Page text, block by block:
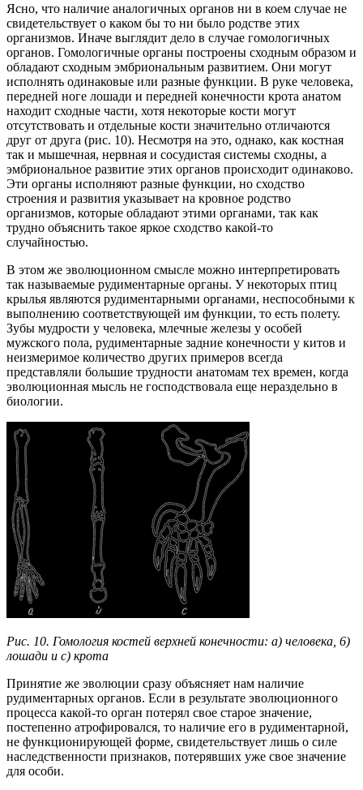
Ясно, что наличие аналогичных органов ни в коем случае не
свидетельствует о каком бы то ни было родстве этих
организмов. Иначе выглядит дело в случае гомологичных
органов. Гомологичные органы построены сходным образом и
обладают сходным эмбриональным развитием. Они могут
исполнять одинаковые или разные функции. В руке человека,
передней ноге лошади и передней конечности крота анатом
находит сходные части, хотя некоторые кости могут
отсутствовать и отдельные кости значительно отличаются
друг от друга (рис. 10). Несмотря на это, однако, как костная
так и мышечная, нервная и сосудистая системы сходны, а
эмбриональное развитие этих органов происходит одинаково.
Эти органы исполняют разные функции, но сходство
строения и развития указывает на кровное родство
организмов, которые обладают этими органами, так как
трудно объяснить такое яркое сходство какой-то
случайностью.
В этом же эволюционном смысле можно интерпретировать
так называемые рудиментарные органы. У некоторых птиц
крылья являются рудиментарными органами, неспособными к
выполнению соответствующей им функции, то есть полету.
Зубы мудрости у человека, млечные железы у особей
мужского пола, рудиментарные задние конечности у китов и
неизмеримое количество других примеров всегда
представляли большие трудности анатомам тех времен, когда
эволюционная мысль не господствовала еще нераздельно в
биологии.
Рис. 10. Гомология костей верхней конечности: а) человека, 6)
лошади и с) крота
Принятие же эволюции сразу объясняет нам наличие
рудиментарных органов. Если в результате эволюционного
процесса какой-то орган потерял свое старое значение,
постепенно атрофировался, то наличие его в рудиментарной,
не функционирующей форме, свидетельствует лишь о силе
наследственности признаков, потерявших уже свое значение
для особи.